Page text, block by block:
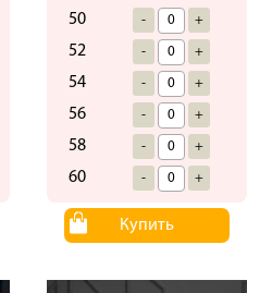
50 - +
52 - +
54 - +
56 - +
58 - +
60 - +
Купить